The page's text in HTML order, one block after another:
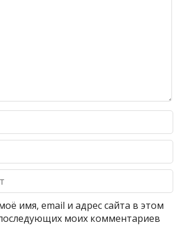
имя, email и адрес сайта в этом
моих комментариев